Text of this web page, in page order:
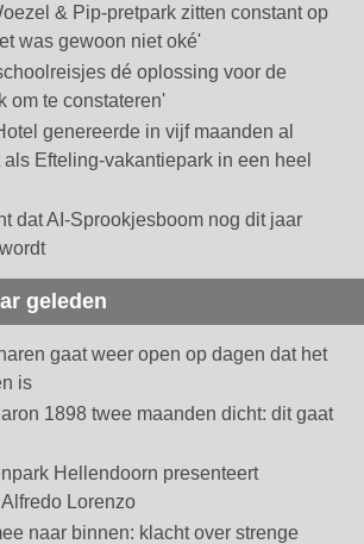
& Pip-pretpark zitten constant op
was gewoon niet oké'
dé oplossing voor de
om te constateren'
genereerde in vijf maanden al
Efteling-vakantiepark in een heel
dat AI-Sprookjesboom nog dit jaar
geleden
gaat weer open op dagen dat het
is
1898 twee maanden dicht: dit gaat
Hellendoorn presenteert
Lorenzo
naar binnen: klacht over strenge